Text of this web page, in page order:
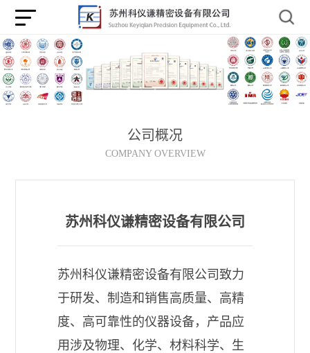
公司概况
COMPANY OVERVIEW
苏州科仪谦精密设备有限公司
苏州科仪谦精密设备有限公司致力
于研发、制造和销售高质量、高精
度、高可靠性的仪器设备，产品应
用涉及物理、化学、材料科学、生